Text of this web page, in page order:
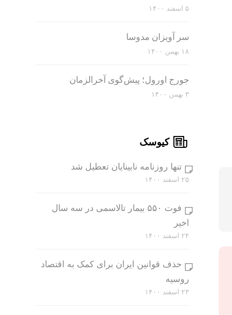
۵ اسفند ۱۴۰۰
سر آویزان مدوسا
۱۸ بهمن ۱۴۰۰
جورج اورول؛ پیش‌گوی آخرالزمان
۳ بهمن ۱۴۰۰
کیوسک
تنها روزنامه نابینایان تعطیل شد
۲۵ اسفند ۱۴۰۰
فوت ۵۵۰ بیمار تالاسمی در سه سال
اخیر
۲۴ اسفند ۱۴۰۰
حذف قوانین ایران برای کمک به اقتصاد
روسیه
۲۳ اسفند ۱۴۰۰